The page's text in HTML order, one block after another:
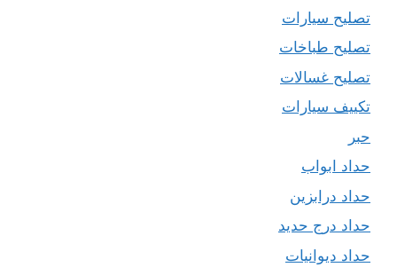
تصليح سيارات
تصليح طباخات
تصليح غسالات
تكييف سيارات
حبر
حداد ابواب
حداد درابزين
حداد درج حديد
حداد ديوانيات